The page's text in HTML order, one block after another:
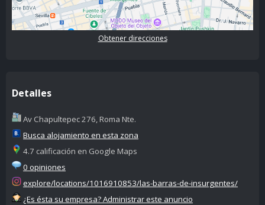
Obtener direcciones
Detalles
Av Chapultepec 276, Roma Nte.
Busca alojamiento en esta zona
4.7 calificación en Google Maps
0 opiniones
explore/locations/1016910853/las-barras-de-insurgentes/
¿Es ésta su empresa? Administrar este anuncio